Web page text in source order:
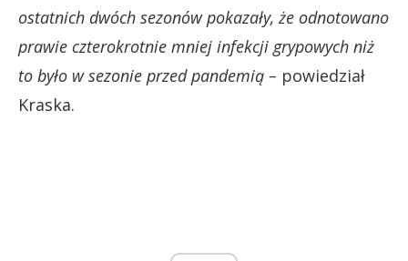
ostatnich dwóch sezonów pokazały, że odnotowano
prawie czterokrotnie mniej infekcji grypowych niż
to było w sezonie przed pandemią – powiedział
Kraska.